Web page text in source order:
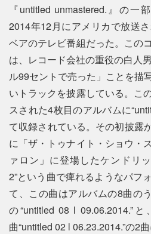
『untitled unmastered.』の一
2014年12月にアメリカで放送
ベアのテレビ番組だった。この
は、レコード会社の重役の白人
ル99セントで売った」ことを描
いトラックを披露している。こ
スされた4枚目のアルバムに
て収録されている。その初披露
に「ザ・トゥナイト・ショウ・
ァロン」に登場したケンドリ
2”という曲で痺れるようなパフ
て、この曲はアルバムの8曲の
の“untitled 08 l 09.06.2014.”
曲“untitled 02 l 06.23.2014.”の2